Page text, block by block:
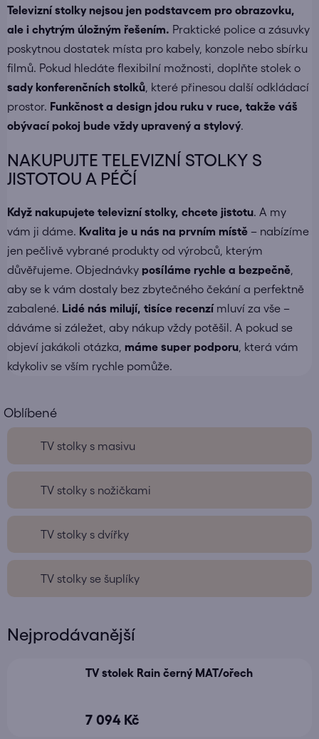
Televizní stolky nejsou jen podstavcem pro obrazovku,
ale i chytrým úložným řešením. Praktické police a zásuvky
poskytnou dostatek místa pro kabely, konzole nebo sbírku
filmů. Pokud hledáte flexibilní možnosti, doplňte stolek o
sady konferenčních stolků , které přinesou další odkládací
prostor. Funkčnost a design jdou ruku v ruce, takže váš
obývací pokoj bude vždy upravený a stylový.
NAKUPUJTE TELEVIZNÍ STOLKY S
JISTOTOU A PÉČÍ
Když nakupujete televizní stolky, chcete jistotu. A my
vám ji dáme. Kvalita je u nás na prvním místě – nabízíme
jen pečlivě vybrané produkty od výrobců, kterým
důvěřujeme. Objednávky posíláme rychle a bezpečně
aby se k vám dostaly bez zbytečného čekání a perfektně
zabalené. Lidé nás milují, tisíce recenzímluví za vše –
dáváme si záležet, aby nákup vždy potěšil. A pokud se
objeví jakákoli otázka, máme super podporu , která vám
kdykoliv se vším rychle pomůže.
TV stolky s masivu
TV stolky s nožičkami
TV stolky s dvířky
TV stolky se šuplíky
Nejprodávanější
TV stolek Rain černý MAT/ořech
7 094 Kč